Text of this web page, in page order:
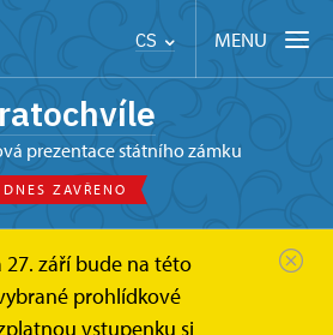
CS MENU
prezentace státního zámku
DNES ZAVŘENO
27. září bude na této
prohlídkové
vstupenku si
Knihy o Kratochvíli